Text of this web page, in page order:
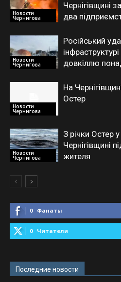
Новости
Чернигова
Чернігівщині
два
Новости
Чернигова
Російський
довкіллю
Новости
Чернигова
На
Остер
Новости
Чернигова
З річки Остер
Чернігівщині
жителя
0 Фанаты
0 Читатели
Последние новости